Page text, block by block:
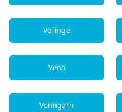
Vellinge
Vena
Venngarn